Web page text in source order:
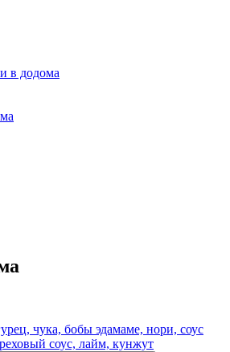
в додома
чука, бобы эдамаме, нори, соус
соус, лайм, кунжут